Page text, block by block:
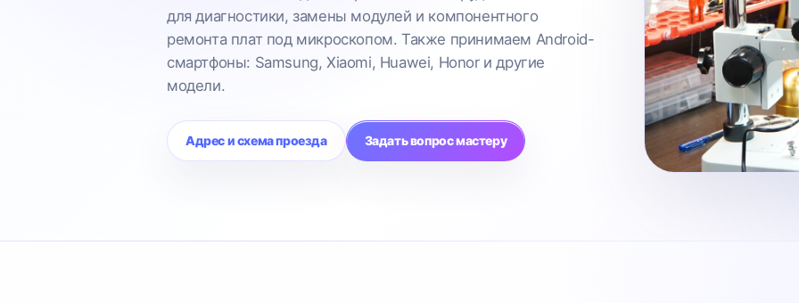
для диагностики, замены модулей и компонентного
ремонта плат под микроскопом. Также принимаем Android-
смартфоны: Samsung, Xiaomi, Huawei, Honor и другие
модели.
Адрес и схема проезда Задать вопрос мастеру